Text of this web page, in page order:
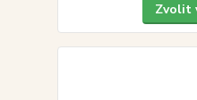
Zvolit